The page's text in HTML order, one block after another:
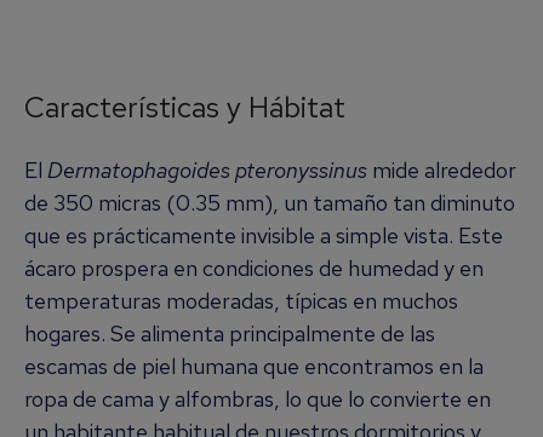
Características y Hábitat
El Dermatophagoides pteronyssinus mide alrededor
de 350 micras (0.35 mm), un tamaño tan diminuto
que es prácticamente invisible a simple vista. Este
ácaro prospera en condiciones de humedad y en
temperaturas moderadas, típicas en muchos
hogares. Se alimenta principalmente de las
escamas de piel humana que encontramos en la
ropa de cama y alfombras, lo que lo convierte en
un habitante habitual de nuestros dormitorios y